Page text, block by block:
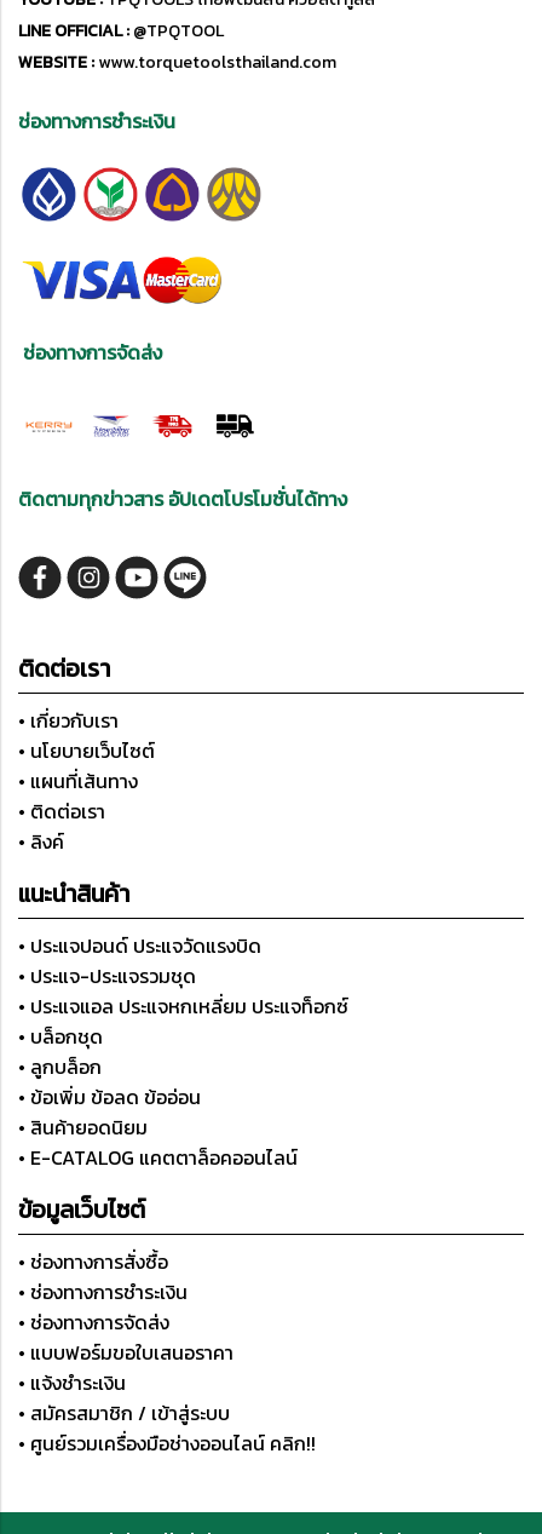
LINE OFFICIAL :@TPQTOOL
WEBSITE :www.torquetoolsthailand.com
ช่องทางการชำระเงิน
ช่องทางการจัดส่ง
ติดตามทุกข่าวสาร อัปเดตโปรโมชั่นได้ทาง
ติดต่อเรา
• เกี่ยวกับเรา
• นโยบายเว็บไซต์
• แผนที่เส้นทาง
• ติดต่อเรา
• ลิงค์
แนะนำสินค้า
• ประแจปอนด์ ประแจวัดแรงบิด
• ประแจ-ประแจรวมชุด
• ประแจแอล ประแจหกเหลี่ยม ประแจท็อกซ์
• บล็อกชุด
• ลูกบล็อก
• ข้อเพิ่ม ข้อลด ข้ออ่อน
• สินค้ายอดนิยม
• E-CATALOG แคตตาล็อคออนไลน์
ข้อมูลเว็บไซต์
• ช่องทางการสั่งซื้อ
• ช่องทางการชำระเงิน
• ช่องทางการจัดส่ง
• แบบฟอร์มขอใบเสนอราคา
• แจ้งชำระเงิน
• สมัครสมาชิก / เข้าสู่ระบบ
• ศูนย์รวมเครื่องมือช่างออนไลน์ คลิก!!